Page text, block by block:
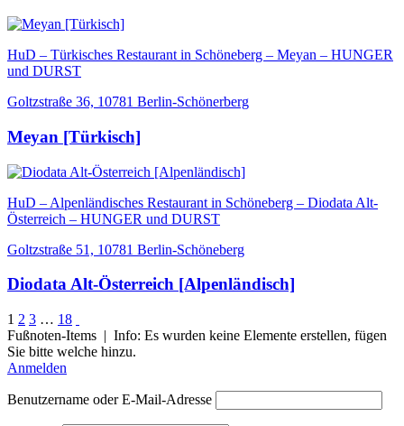
HuD – Türkisches Restaurant in Schöneberg – Meyan – HUNGER
und DURST
Goltzstraße 36, 10781 Berlin-Schönerberg
Meyan [Türkisch]
HuD – Alpenländisches Restaurant in Schöneberg – Diodata Alt-
Österreich – HUNGER und DURST
Goltzstraße 51, 10781 Berlin-Schöneberg
Diodata Alt-Österreich [Alpenländisch]
1 2 3 … 18
Fußnoten-Items | Info: Es wurden keine Elemente erstellen, fügen
Sie bitte welche hinzu.
Anmelden
Benutzername oder E-Mail-Adresse